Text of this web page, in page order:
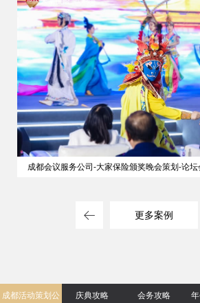
成都会议服务公司-大家保险颁奖晚会策划-论
更多案例
成都活动策划公 庆典攻略 会务攻略